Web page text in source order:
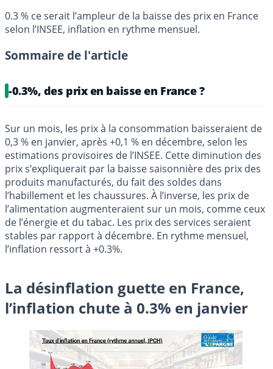
0.3 % ce serait l’ampleur de la baisse des prix en France
selon l’INSEE, inflation en rythme mensuel.
Sommaire de l'article
-0.3%, des prix en baisse en France ?
Sur un mois, les prix à la consommation baisseraient de
0,3 % en janvier, après +0,1 % en décembre, selon les
estimations provisoires de l’INSEE. Cette diminution des
prix s’expliquerait par la baisse saisonnière des prix des
produits manufacturés, du fait des soldes dans
l’habillement et les chaussures. À l’inverse, les prix de
l’alimentation augmenteraient sur un mois, comme ceux
de l’énergie et du tabac. Les prix des services seraient
stables par rapport à décembre. En rythme mensuel,
l’inflation ressort à +0.3%.
La désinflation guette en France,
l’inflation chute à 0.3% en janvier